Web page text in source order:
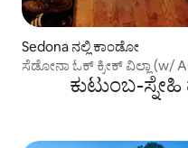
Sedona ನಲ್ಲಿ ಕಾಂಡೋ
ಸೆಡೋನಾ ಓಕ್ ಕ್ರೀಕ್ ವಿಲ್ಲಾ (w/
ಕುಟುಂಬ-